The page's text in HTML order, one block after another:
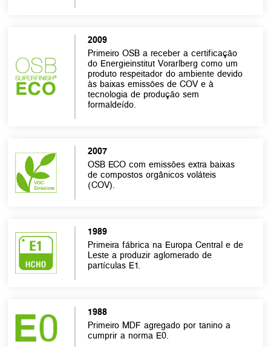
2009
Primeiro OSB a receber a certificação
do Energieinstitut Vorarlberg como um
produto respeitador do ambiente devido
às baixas emissões de COV e à
tecnologia de produção sem
formaldeído.
2007
OSB ECO com emissões extra baixas
de compostos orgânicos voláteis
(COV).
1989
Primeira fábrica na Europa Central e de
Leste a produzir aglomerado de
partículas E1.
1988
Primeiro MDF agregado por tanino a
cumprir a norma E0.